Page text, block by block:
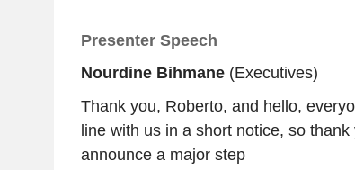
Presenter Speech
Nourdine Bihmane(Executives)
Thank you, Roberto, and hello,
line with us in a short notice, so
announce a major step